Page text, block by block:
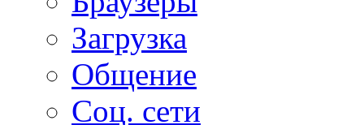
Загрузка
Общение
Соц. сети